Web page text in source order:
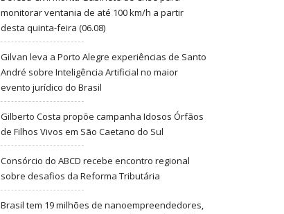
monitorar ventania de até 100 km/h a partir
desta quinta-feira (06.08)
Gilvan leva a Porto Alegre experiências de Santo
André sobre Inteligência Artificial no maior
evento jurídico do Brasil
Gilberto Costa propõe campanha Idosos Órfãos
de Filhos Vivos em São Caetano do Sul
Consórcio do ABCD recebe encontro regional
sobre desafios da Reforma Tributária
Brasil tem 19 milhões de nanoempreendedores,